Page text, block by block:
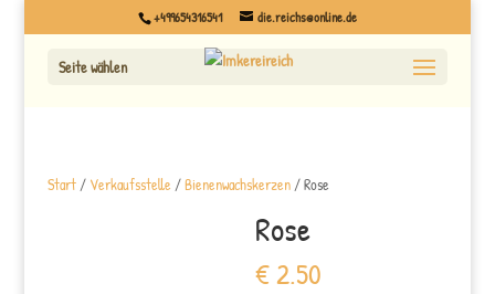
+499654316541 die.reichs@online.de
Seite wählen
Start/ Verkaufsstelle /Bienenwachskerzen/ Rose
Rose
€2.50